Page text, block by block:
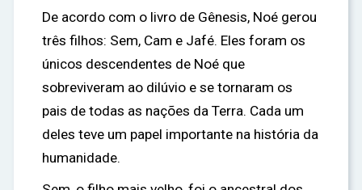
De acordo com o livro de Gênesis, Noé gerou
três filhos: Sem, Cam e Jafé. Eles foram os
únicos descendentes de Noé que
sobreviveram ao dilúvio e se tornaram os
pais de todas as nações da Terra. Cada um
deles teve um papel importante na história da
humanidade.